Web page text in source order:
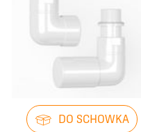
DO SCHOWKA